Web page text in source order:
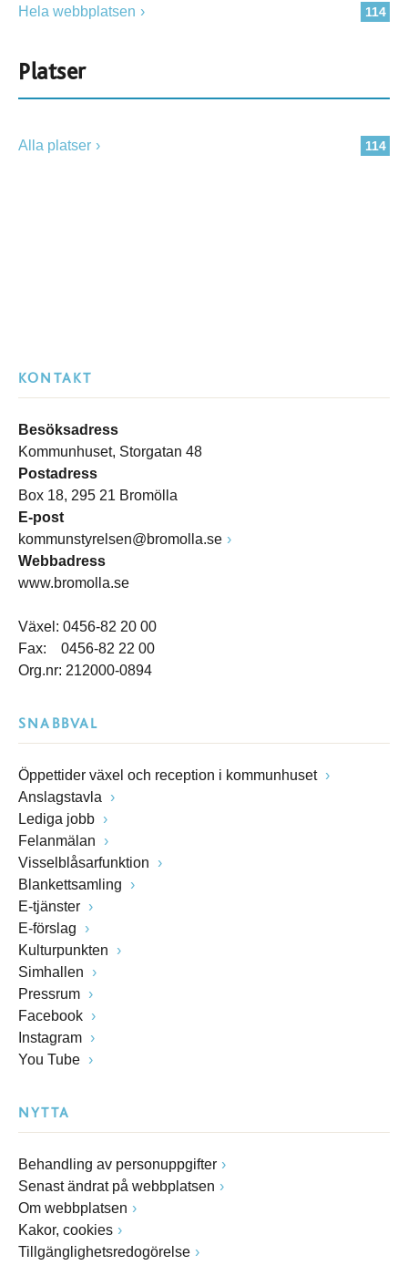
114
Hela webbplatsen
Platser
114
Alla platser
KONTAKT
Besöksadress
Kommunhuset, Storgatan 48
Postadress
Box 18, 295 21 Bromölla
E-post
kommunstyrelsen@bromolla.se
Webbadress
www.bromolla.se
Växel: 0456-82 20 00
Fax: 0456-82 22 00
Org.nr: 212000-0894
SNABBVAL
Öppettider växel och reception i kommunhuset
Anslagstavla
Lediga jobb
Felanmälan
Visselblåsarfunktion
Blankettsamling
E-tjänster
E-förslag
Kulturpunkten
Simhallen
Pressrum
Facebook
Instagram
You Tube
NYTTA
Behandling av personuppgifter
Senast ändrat på webbplatsen
Om webbplatsen
Kakor, cookies
Tillgänglighetsredogörelse